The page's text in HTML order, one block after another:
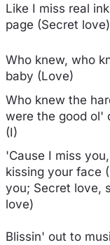
Like I miss real
page (Secret love)
Who knew, who
baby (Love)
Who knew the
were the good ol'
(I)
'Cause I miss
kissing your face
you; Secret love,
love)
Blissin' out to